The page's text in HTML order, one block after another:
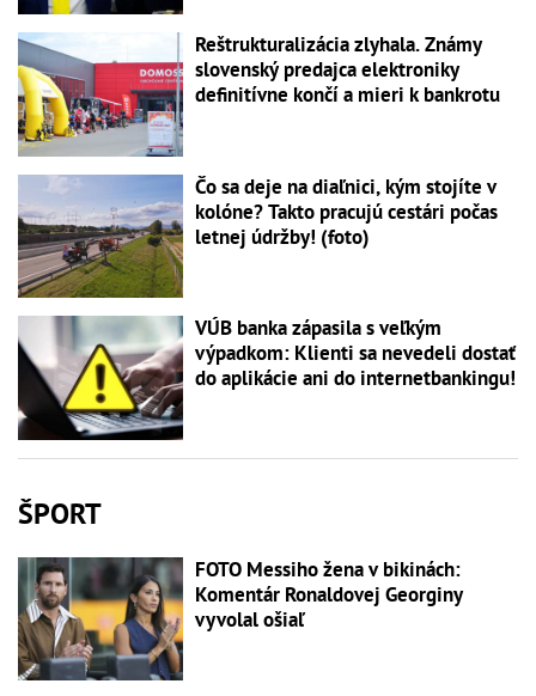
Reštrukturalizácia zlyhala. Známy
slovenský predajca elektroniky
definitívne končí a mieri k bankrotu
Čo sa deje na diaľnici, kým stojíte v
kolóne? Takto pracujú cestári počas
letnej údržby! (foto)
VÚB banka zápasila s veľkým
výpadkom: Klienti sa nevedeli dostať
do aplikácie ani do internetbankingu!
ŠPORT
FOTO Messiho žena v bikinách:
Komentár Ronaldovej Georginy
vyvolal ošiaľ